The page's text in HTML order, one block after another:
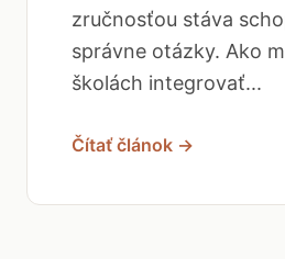
zručnosťou stáva
správne otázky. Ako
školách integrovať...
Čítať článok →